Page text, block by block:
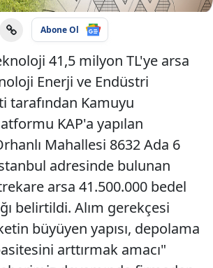
Abone Ol
41,5 milyon TL'ye arsa
Enerji ve Endüstri
tarafından Kamuyu
KAP'a yapılan
Mahallesi 8632 Ada 6
adresinde bulunan
arsa 41.500.000 bedel
belirtildi. Alım gerekçesi
büyüyen yapısı, depolama
arttırmak amacı"